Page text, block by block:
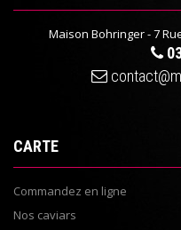
Maison Bohringer - 7
CARTE
Commandez en ligne
Nos caviars